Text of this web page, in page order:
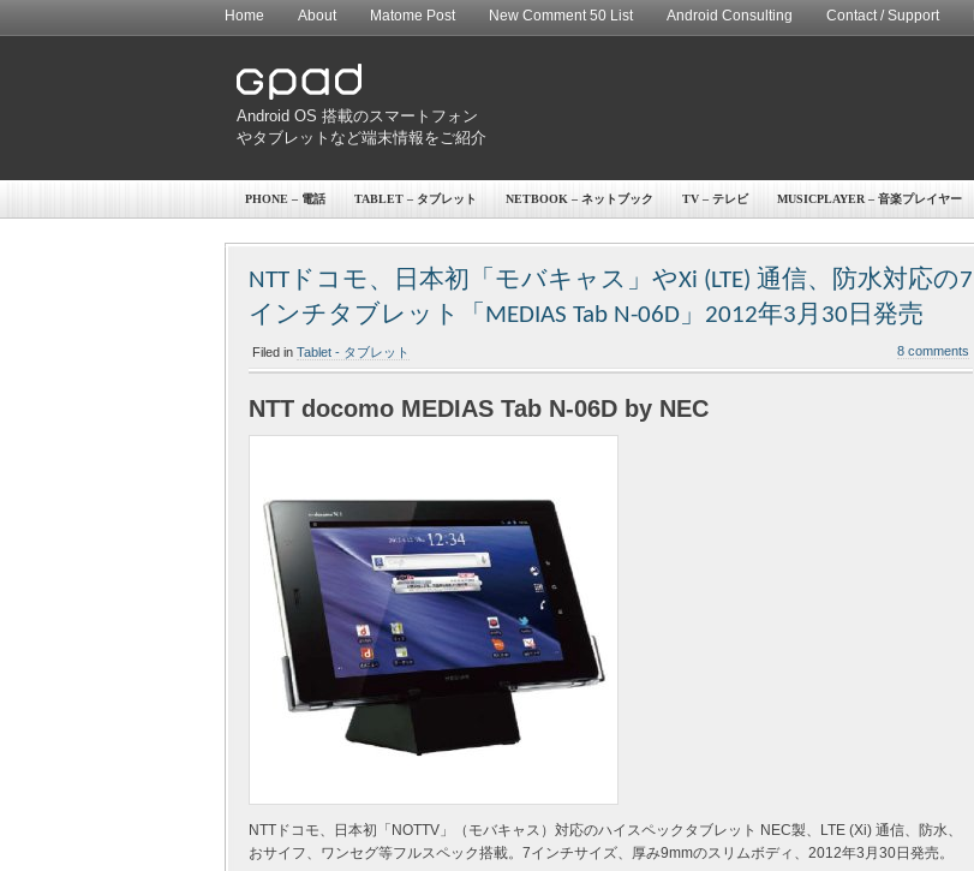
Home About Matome Post New Comment 50 List Android Consulting Contact / Support
Android OS 搭載のスマートフォン
やタブレットなど端末情報をご紹介
PHONE – 電話 TABLET – タブレット NETBOOK – ネットブック TV – テレビ MUSICPLAYER – 音楽プレイヤー
NTTドコモ、日本初「モバキャス」やXi (LTE) 通信、防水対応の7
インチタブレット「MEDIAS Tab N-06D」2012年3月30日発売
Filed in Tablet - タブレット 8 comments
NTT docomo MEDIAS Tab N-06D by NEC
NTTドコモ、日本初「NOTTV」（モバキャス）対応のハイスペックタブレット NEC製、LTE (Xi) 通信、防水、
おサイフ、ワンセグ等フルスペック搭載。7インチサイズ、厚み9mmのスリムボディ、2012年3月30日発売。